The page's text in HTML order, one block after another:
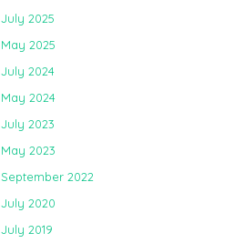
July 2025
May 2025
July 2024
May 2024
July 2023
May 2023
September 2022
July 2020
July 2019